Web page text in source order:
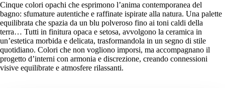
Cinque colori opachi che esprimono l’anima contemporanea del
bagno: sfumature autentiche e raffinate ispirate alla natura. Una palette
equilibrata che spazia da un blu polveroso fino ai toni caldi della
terra… Tutti in finitura opaca e setosa, avvolgono la ceramica in
un’estetica morbida e delicata, trasformandola in un segno di stile
quotidiano. Colori che non vogliono imporsi, ma accompagnano il
progetto d’interni con armonia e discrezione, creando connessioni
visive equilibrate e atmosfere rilassanti.